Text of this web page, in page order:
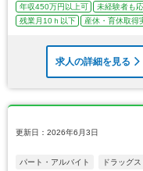
年収450万円以上可 未経験者も
残業月10ｈ以下
産休・育休取得
求人の詳細を見る
更新日：2026年6月3日
パート・アルバイト ドラッグ